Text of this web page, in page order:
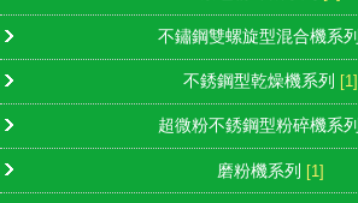
不鏽鋼雙螺旋型混合機系列
不銹鋼型乾燥機系列 [1]
超微粉不銹鋼型粉碎機系列
磨粉機系列 [1]